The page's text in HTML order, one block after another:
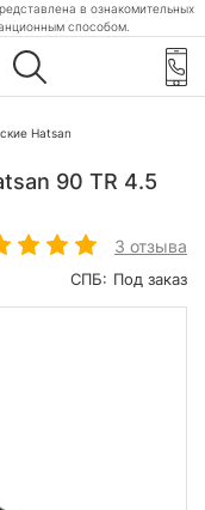
в ознакомительных
способом.
Hatsan
90 TR 4.5
3 отзыва
СПБ: Под заказ